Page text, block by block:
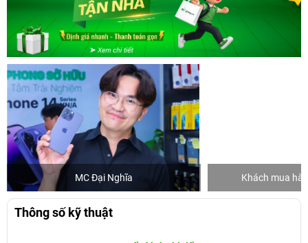
MC Đại Nghĩa Khách mua
Thông số kỹ thuật